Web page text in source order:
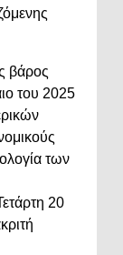
βάρος
του 2025
των
20